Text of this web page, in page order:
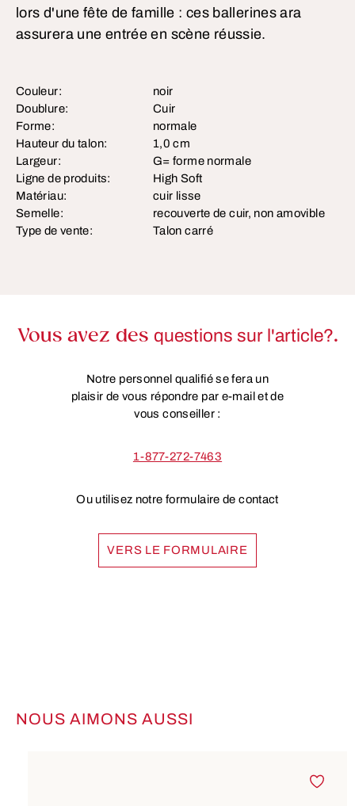
lors d'une fête de famille : ces ballerines ara
assurera une entrée en scène réussie.
Couleur:
noir
Doublure:
Cuir
Forme:
normale
Hauteur du talon:
1,0 cm
Largeur:
G= forme normale
Ligne de produits:
High Soft
Matériau:
cuir lisse
Semelle:
recouverte de cuir, non amovible
Type de vente:
Talon carré
Vous avez des questions sur l'article?.
Notre personnel qualifié se fera un
plaisir de vous répondre par e-mail et de
vous conseiller :
1-877-272-7463
Ou utilisez notre formulaire de contact
VERS LE FORMULAIRE
Ignorer la galerie de produits
NOUS AIMONS AUSSI